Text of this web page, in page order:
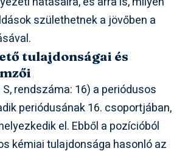
születhetnek a jövőben a
tulajdonságai és
rendszáma: 16) a periódusos
periódusának 16. csoportjában,
el. Ebből a pozícióból
kémiai tulajdonsága hasonló az